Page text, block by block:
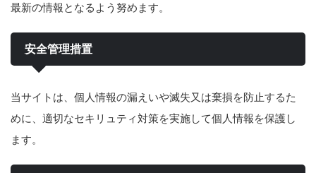
最新の情報となるよう努めます。
安全管理措置
当サイトは、個人情報の漏えいや滅失又は棄損を防止するた
めに、適切なセキリュティ対策を実施して個人情報を保護し
ます。